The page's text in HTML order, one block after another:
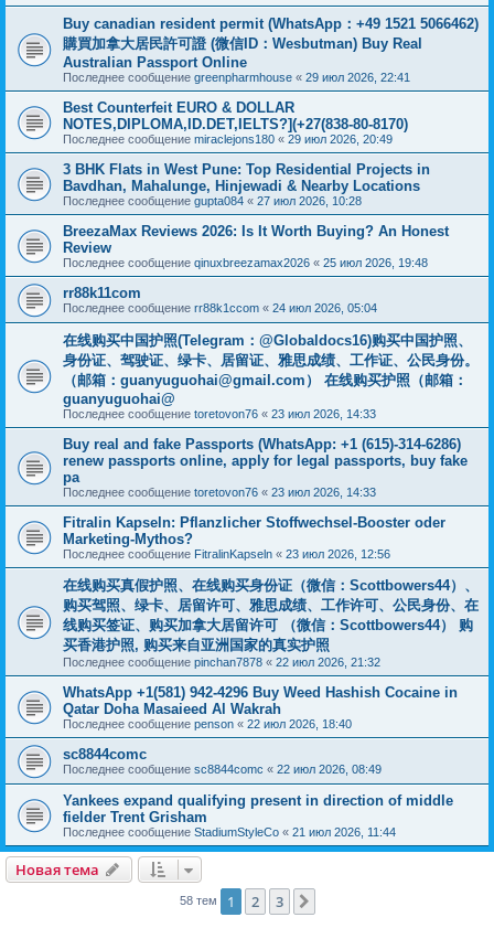
Buy canadian resident permit (WhatsApp：+49 1521 5066462)
購買加拿大居民許可證 (微信ID：Wesbutman) Buy Real
Australian Passport Online
Последнее сообщение greenpharmhouse « 29 июл 2026, 22:41
Best Counterfeit EURO & DOLLAR
NOTES,DIPLOMA,ID.DET,IELTS?](+27(838-80-8170)
Последнее сообщение miraclejons180 « 29 июл 2026, 20:49
3 BHK Flats in West Pune: Top Residential Projects in
Bavdhan, Mahalunge, Hinjewadi & Nearby Locations
Последнее сообщение gupta084 « 27 июл 2026, 10:28
BreezaMax Reviews 2026: Is It Worth Buying? An Honest
Review
Последнее сообщение qinuxbreezamax2026 « 25 июл 2026, 19:48
rr88k11com
Последнее сообщение rr88k1ccom « 24 июл 2026, 05:04
在线购买中国护照(Telegram：@Globaldocs16)购买中国护照、
身份证、驾驶证、绿卡、居留证、雅思成绩、工作证、公民身份。
（邮箱： guanyuguohai@gmail.com ） 在线购买护照（邮箱：
guanyuguohai@
Последнее сообщение toretovon76 « 23 июл 2026, 14:33
Buy real and fake Passports (WhatsApp: +1 (615)-314-6286)
renew passports online, apply for legal passports, buy fake
pa
Последнее сообщение toretovon76 « 23 июл 2026, 14:33
Fitralin Kapseln: Pflanzlicher Stoffwechsel-Booster oder
Marketing-Mythos?
Последнее сообщение FitralinKapseln « 23 июл 2026, 12:56
在线购买真假护照、在线购买身份证（微信：Scottbowers44）、
购买驾照、绿卡、居留许可、雅思成绩、工作许可、公民身份、在
线购买签证、购买加拿大居留许可 （微信：Scottbowers44） 购
买香港护照, 购买来自亚洲国家的真实护照
Последнее сообщение pinchan7878 « 22 июл 2026, 21:32
WhatsApp +1(581) 942-4296 Buy Weed Hashish Cocaine in
Qatar Doha Masaieed Al Wakrah
Последнее сообщение penson « 22 июл 2026, 18:40
sc8844comc
Последнее сообщение sc8844comc « 22 июл 2026, 08:49
Yankees expand qualifying present in direction of middle
fielder Trent Grisham
Последнее сообщение StadiumStyleCo « 21 июл 2026, 11:44
Новая тема
58 тем 1 2 3